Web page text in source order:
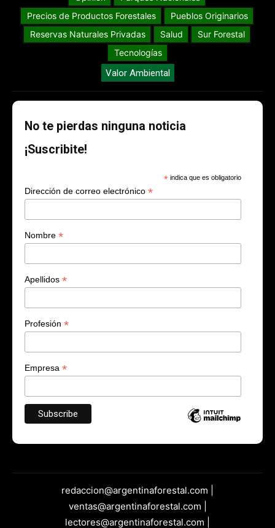
Precios de Productos Forestales
Pueblos Originarios
Reservas Naturales Privadas
Salud
Sur Forestal
Tecnologías
Valor Ambiental
No te pierdas ninguna noticia
¡Suscribite!
* indica que es obligatorio
Dirección de correo electrónico *
Nombre *
Apellidos *
Profesión *
Empresa *
redaccion@argentinaforestal.com |
ventas@argentinaforestal.com |
lectores@argentinaforestal.com |